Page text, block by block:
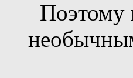
Поэтому